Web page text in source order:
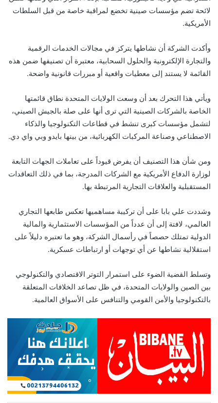
لائحة تضم مؤسسات صينية تخضع لمراقبة خاصة من قبل السلطات
الأمريكية.
وأكدت الشركة أن نشاطها يتركز في مجالات الخدمات الرقمية
والتجارة الإلكترونية والحلول السحابية، معتبرة أن تصنيفها ضمن هذه
القائمة لا يستند إلى معطيات واقعية أو مبررات قانونية واضحة.
ويأتي هذا التحرك بعد أن وسعت الولايات المتحدة نطاق قائمتها
الخاصة بالشركات الصينية التي ترى أنها على صلة بالجيش الصيني،
لتشمل مؤسسات كبرى تنشط في قطاعات التكنولوجيا والذكاء
الاصطناعي وصناعة المركبات الكهربائية، من بينها بايدو وبي واي دي.
ومن شأن هذا التصنيف أن يفرض قيوداً على تعاملات الجهات التابعة
لوزارة الدفاع الأمريكية مع الشركات المدرجة، بما في ذلك التعاقدات
المستقبلية والعلاقات التجارية المرتبطة بها.
وشددت علي بابا على أن تركيبة مساهميها تعكس طابعها التجاري
العالمي، لافتة إلى أن عدداً من المؤسسات الاستثمارية والمالية
الدولية تمتلك حصصاً في رأسمال الشركة، وهو ما تعتبره دليلاً على
استقلالية نشاطها عن أي توجهات أو ارتباطات عسكرية.
وتسلط القضية الضوء على استمرار التوتر الاقتصادي والتكنولوجي
بين الصين والولايات المتحدة، في ظل تصاعد الخلافات المتعلقة
بالتكنولوجيا والأمن القومي والتنافس على الأسواق العالمية.